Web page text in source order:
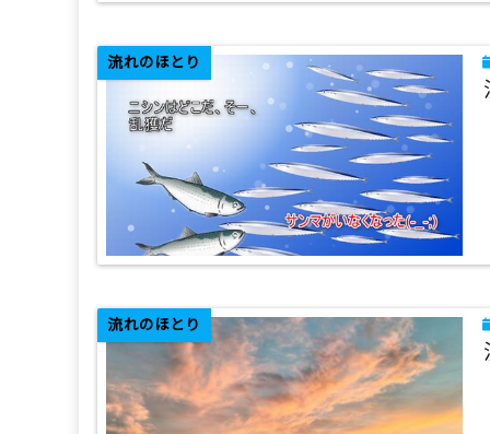
流れのほとり
流れのほとり